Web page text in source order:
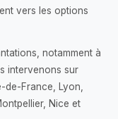
vers les options
notamment à
intervenons sur
de-France, Lyon,
Nice et